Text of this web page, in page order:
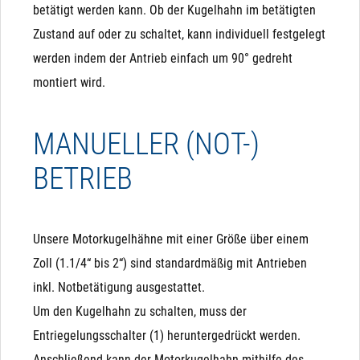
Pro Kugelhahn
10 Sekunden pro Schaltvorgang
Großer Durchfluss: Es steht die komplette Bohrung zur
3-Wege Variante verfügbar: Für Umschaltvorgänge
Analogansteuerung
50% geöffnet) zu fahren. Dazu verfügt sie je nach Typ
über 4-5 Adern, von denen 2 Adern mit "+" bzw. "L" und "-
" bzw. "N" den Antrieb permanent mit Strom versorgen.
Eine weitere Ader ist als Eingang mit 0 (2) bis 10 V
gedacht und je nach Typ eine zusätzliche für 4 bis 20
betätigt werden kann. Ob der Kugelhahn im betätigten
Zustand auf oder zu schaltet, kann individuell festgelegt
werden indem der Antrieb einfach um 90° gedreht
montiert wird.
MANUELLER (NOT-)
BETRIEB
Unsere Motorkugelhähne mit einer Größe über einem
Zoll (1.1/4“ bis 2“) sind standardmäßig mit Antrieben
inkl. Notbetätigung ausgestattet.
Um den Kugelhahn zu schalten, muss der
Entriegelungsschalter (1) heruntergedrückt werden.